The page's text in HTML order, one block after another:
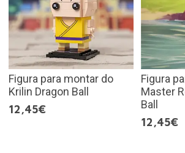
Figura para montar do
Krilin Dragon Ball
12,45€
Figura
Master
Ball
12,45€